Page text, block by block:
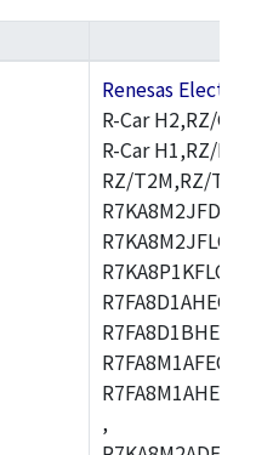
Renesas
R-Car H2,RZ/
R-Car H1,RZ/
RZ/T2M,RZ/
,